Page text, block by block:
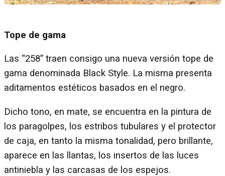
Tope de gama
Las “258” traen consigo una nueva versión tope de
gama denominada Black Style. La misma presenta
aditamentos estéticos basados en el negro.
Dicho tono, en mate, se encuentra en la pintura de
los paragolpes, los estribos tubulares y el protector
de caja, en tanto la misma tonalidad, pero brillante,
aparece en las llantas, los insertos de las luces
antiniebla y las carcasas de los espejos.